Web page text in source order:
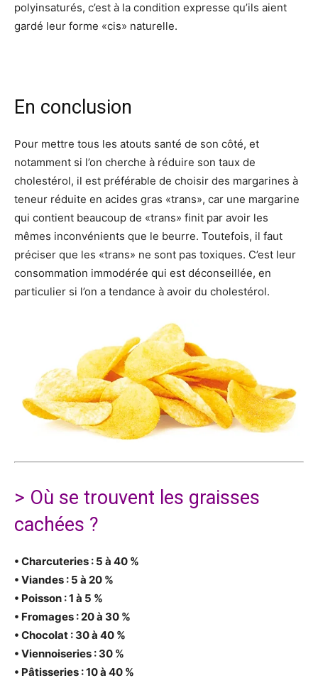
polyinsaturés, c’est à la condition expresse qu’ils aient
gardé leur forme «cis» naturelle.
En conclusion
Pour mettre tous les atouts santé de son côté, et
notamment si l’on cherche à réduire son taux de
cholestérol, il est préférable de choisir des margarines à
teneur réduite en acides gras «trans», car une margarine
qui contient beaucoup de «trans» finit par avoir les
mêmes inconvénients que le beurre. Toutefois, il faut
préciser que les «trans» ne sont pas toxiques. C’est leur
consommation immodérée qui est déconseillée, en
particulier si l’on a tendance à avoir du cholestérol.
> Où se trouvent les graisses
cachées ?
• Charcuteries : 5 à 40 %
• Viandes : 5 à 20 %
• Poisson : 1 à 5 %
• Fromages : 20 à 30 %
• Chocolat : 30 à 40 %
• Viennoiseries : 30 %
• Pâtisseries : 10 à 40 %